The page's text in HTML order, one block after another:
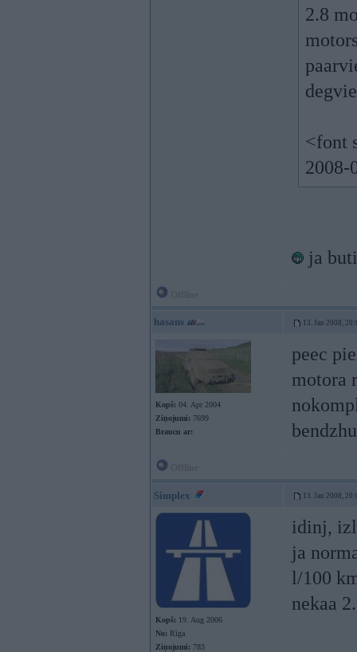
2.8
<font
2008-
ja
hasans 13. Jan 2008,
Kopš: 04. Apr 2004
Ziņojumi: 7699
Braucu ar:
peec
motora
Simplex 13. Jan 2008,
Kopš: 19. Aug 2006
No: Rīga
Ziņojumi: 783
idinj,
ja
l/100
nekaa